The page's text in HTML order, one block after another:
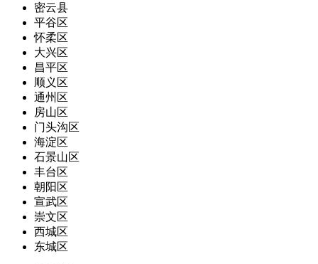
密云县
平谷区
怀柔区
大兴区
昌平区
顺义区
通州区
房山区
门头沟区
海淀区
石景山区
丰台区
朝阳区
宣武区
崇文区
西城区
东城区